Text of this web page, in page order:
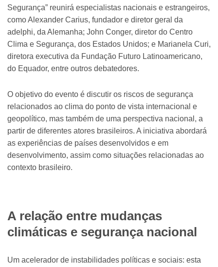
Segurança” reunirá especialistas nacionais e estrangeiros,
como Alexander Carius, fundador e diretor geral da
adelphi, da Alemanha; John Conger, diretor do Centro
Clima e Segurança, dos Estados Unidos; e Marianela Curi,
diretora executiva da Fundação Futuro Latinoamericano,
do Equador, entre outros debatedores.
O objetivo do evento é discutir os riscos de segurança
relacionados ao clima do ponto de vista internacional e
geopolítico, mas também de uma perspectiva nacional, a
partir de diferentes atores brasileiros. A iniciativa abordará
as experiências de países desenvolvidos e em
desenvolvimento, assim como situações relacionadas ao
contexto brasileiro.
A relação entre mudanças
climáticas e segurança nacional
Um acelerador de instabilidades políticas e sociais: esta